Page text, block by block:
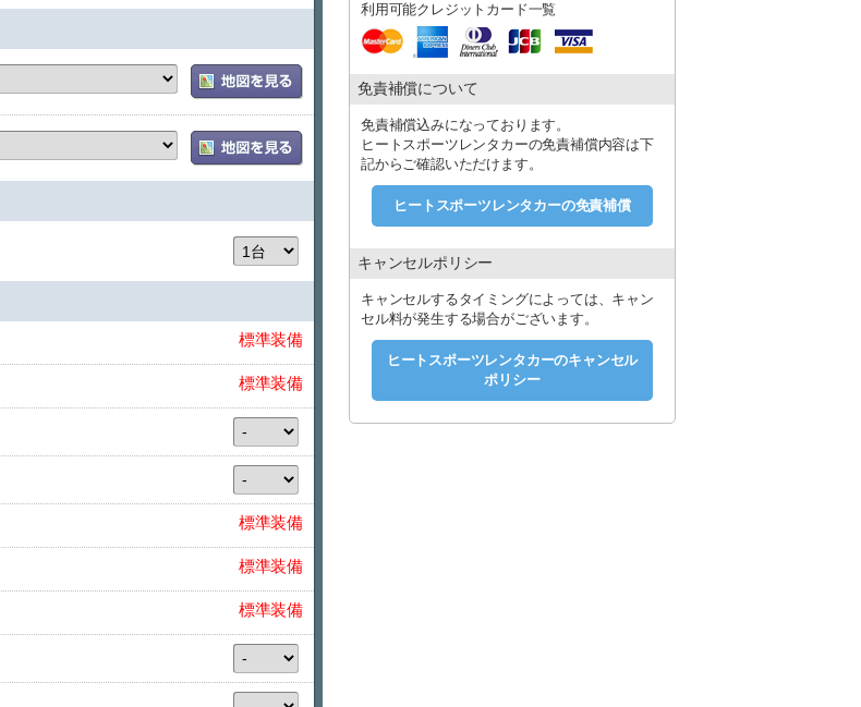
予約日 当日 基本料金の100％
※ご予約された借受開始時刻を一時間以上経過してもご出発されない（ご連絡がつかない）場合は予約
が取り消されたものとします。
​※天候の不順等で飛行機、船が欠航し、ご利用が不可能となった場合にはご連絡お願い致します。
●運転免許証取得後２年以上でない場合はお貸し出し不可となってしまいますのでご
承知ください。
●ご利用にあたっては、日本国内で使用できる運転免許証が必要です。日本国外に在
籍されているお客様の場合は、ジュネーブ条約に基づいた国際免許証およびパスポ
標準装備
標準装備
標準装備
標準装備
標準装備
利用可能クレジットカード一覧
免責補償について
免責補償込みになっております。
ヒートスポーツレンタカーの免責補償内容は下
記からご確認いただけます。
ヒートスポーツレンタカーの免責補償
キャンセルポリシー
キャンセルするタイミングによっては、キャン
セル料が発生する場合がございます。
ヒートスポーツレンタカーのキャンセル
ポリシー